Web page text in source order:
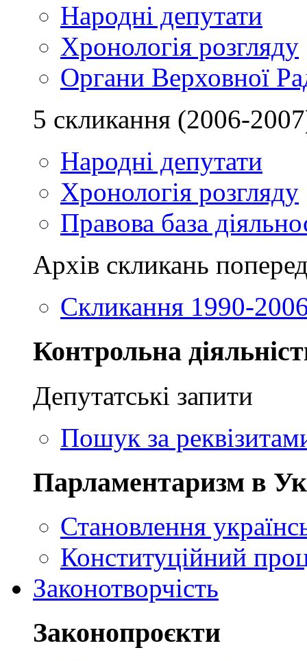
Народні депутати
Хронологія розгляду
Органи Верховної
5 скликання (2006-
Народні депутати
Хронологія розгляду
Правова база
Архів скликань
Скликання 1990-
Контрольна
Депутатські запити
Пошук за
Парламентаризм в
Становлення
Конституційний
Законотворчість
Законопроєкти